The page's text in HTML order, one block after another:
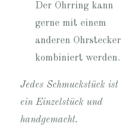
Der Ohrring kann
gerne mit einem
anderen Ohrstecker
kombiniert werden.
Jedes Schmuckstück ist
ein Einzelstück und
handgemacht.